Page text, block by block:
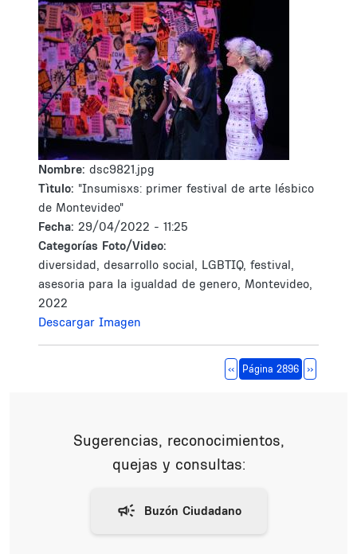
Nombre: dsc9821.jpg
Tìtulo: "Insumisxs: primer festival de arte lésbico
de Montevideo"
Fecha: 29/04/2022 - 11:25
Categorías Foto/Video:
diversidad, desarrollo social, LGBTIQ, festival,
asesoria para la igualdad de genero, Montevideo,
2022
Descargar Imagen
Página anterior
‹‹ Página 2896 Siguiente
››
Sugerencias, reconocimientos,
quejas y consultas: